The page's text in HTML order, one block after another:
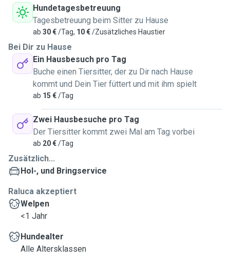
Hundetagesbetreuung
Tagesbetreuung beim Sitter zu Hause
ab 30 €/Tag, 10 €/Zusätzliches Haustier
Bei Dir zu Hause
Ein Hausbesuch pro Tag
Buche einen Tiersitter, der zu Dir nach Hause
kommt und Dein Tier füttert und mit ihm spielt
ab 15 €/Tag
Zwei Hausbesuche pro Tag
Der Tiersitter kommt zwei Mal am Tag vorbei
ab 20 €/Tag
Zusätzlich...
Hol-, und Bringservice
Raluca akzeptiert
Welpen
<1 Jahr
Hundealter
Alle Altersklassen